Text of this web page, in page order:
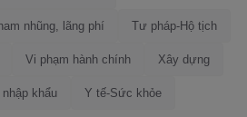
nhũng, lãng phí Tư pháp-Hộ tịch
Vi phạm hành chính Xây dựng
nhập khẩu Y tế-Sức khỏe